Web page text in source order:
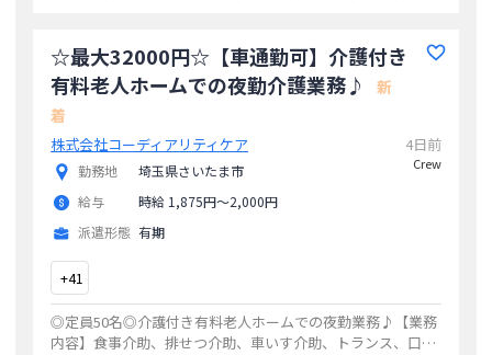
☆最大32000円☆【車通勤可】介護付き
有料老人ホームでの夜勤介護業務♪
新
着
株式会社コーディアリティケア
勤務地
埼玉県さいたま市
給与
時給 1,875円〜2,000円
派遣形態 有期
4日前
Crew
+41
◎定員50名◎介護付き有料老人ホームでの夜勤業務♪【業務
内容】食事介助、排せつ介助、車いす介助、トランス、口腔